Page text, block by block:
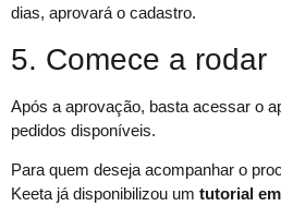
dias, aprovará o cadastro.
5. Comece a rodar
Após a aprovação, basta acessar o
pedidos disponíveis.
Para quem deseja acompanhar o
Keeta já disponibilizou um tutorial